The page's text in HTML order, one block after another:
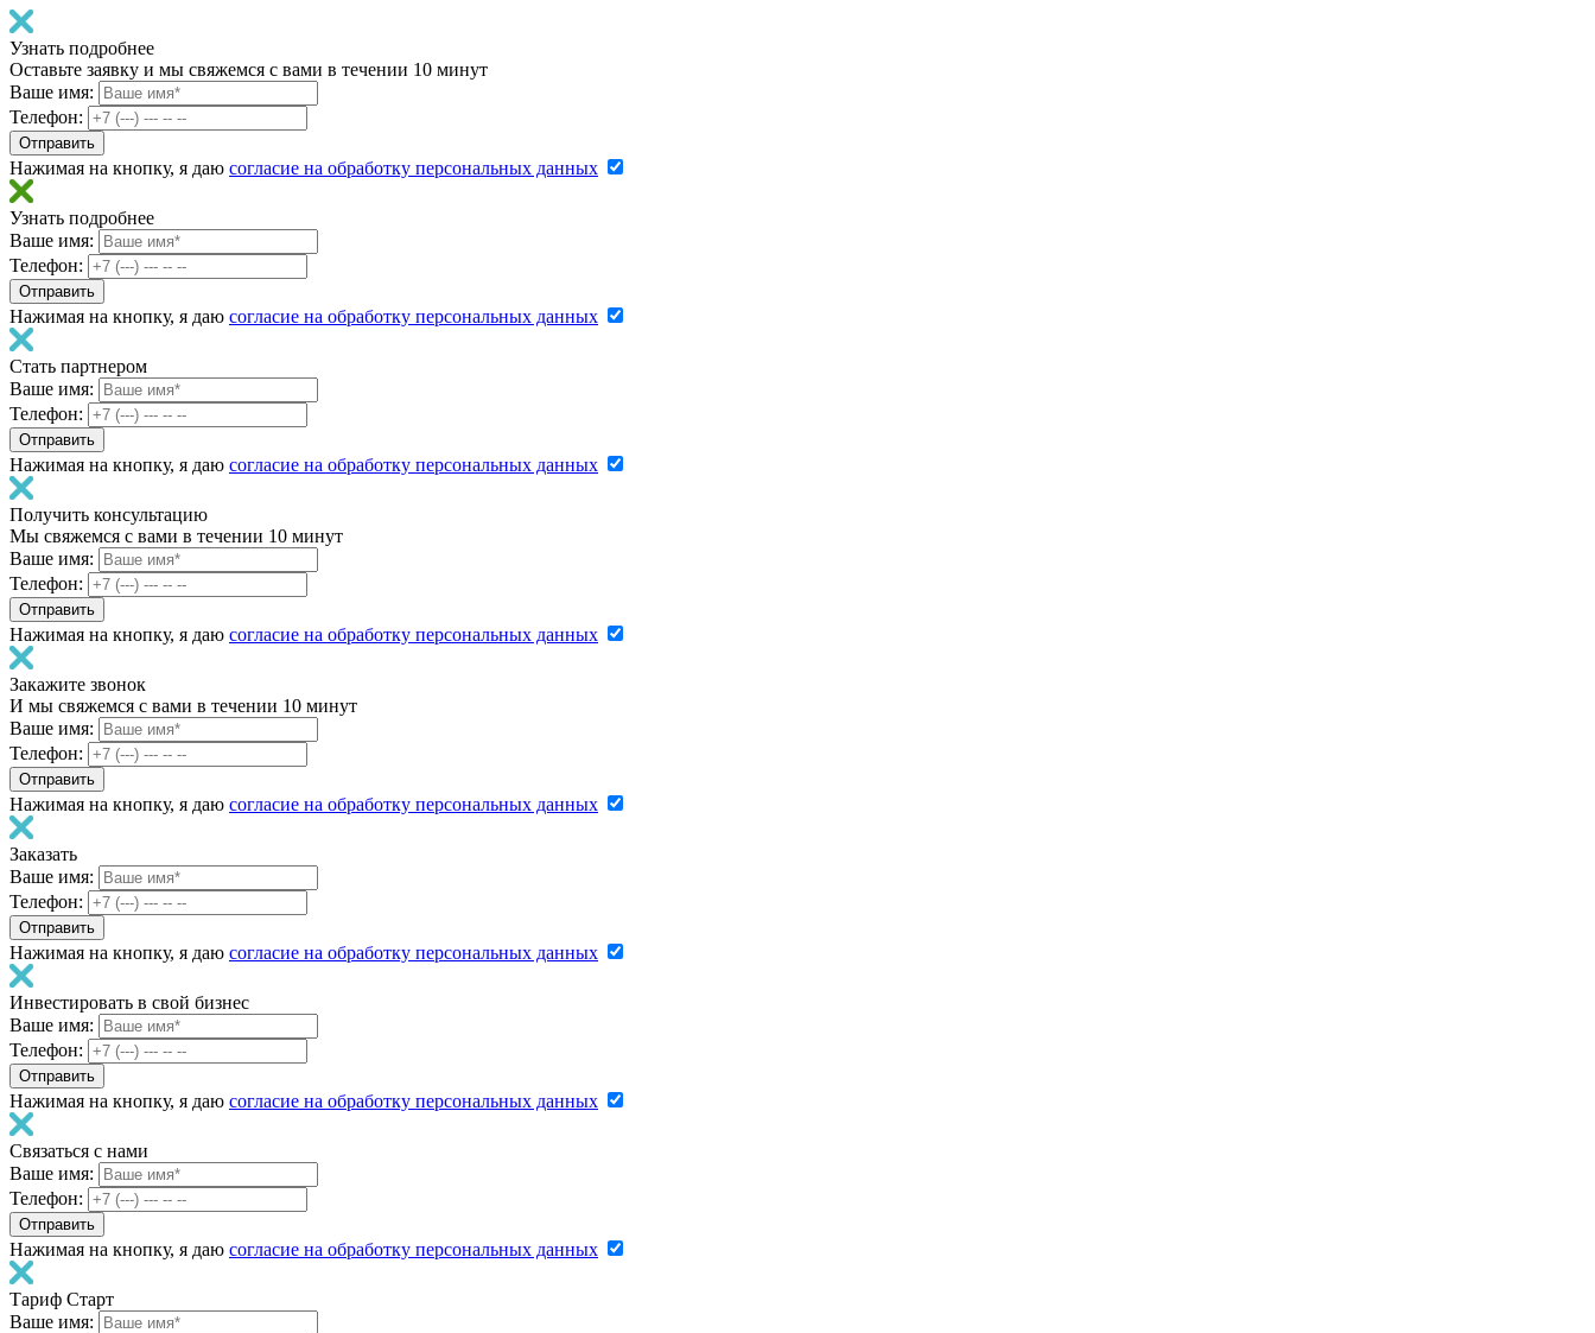
Узнать подробнее
Оставьте заявку и мы свяжемся с вами в течении 10 минут
Ваше имя:
Телефон:
Нажимая на кнопку, я даю согласие на обработку персональных данных
Узнать подробнее
Ваше имя:
Телефон:
Нажимая на кнопку, я даю согласие на обработку персональных данных
Стать партнером
Ваше имя:
Телефон:
Нажимая на кнопку, я даю согласие на обработку персональных данных
Получить консультацию
Мы свяжемся с вами в течении 10 минут
Ваше имя:
Телефон:
Нажимая на кнопку, я даю согласие на обработку персональных данных
Закажите звонок
И мы свяжемся с вами в течении 10 минут
Ваше имя:
Телефон:
Нажимая на кнопку, я даю согласие на обработку персональных данных
Заказать
Ваше имя:
Телефон:
Нажимая на кнопку, я даю согласие на обработку персональных данных
Инвестировать в свой бизнес
Ваше имя:
Телефон:
Нажимая на кнопку, я даю согласие на обработку персональных данных
Связаться с нами
Ваше имя:
Телефон:
Нажимая на кнопку, я даю согласие на обработку персональных данных
Тариф Старт
Ваше имя: